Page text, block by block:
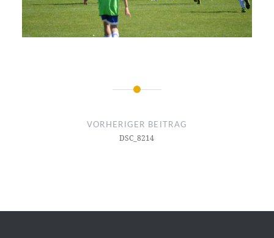
Beitragsnavigation
VORHERIGER BEITRAG
DSC_8214